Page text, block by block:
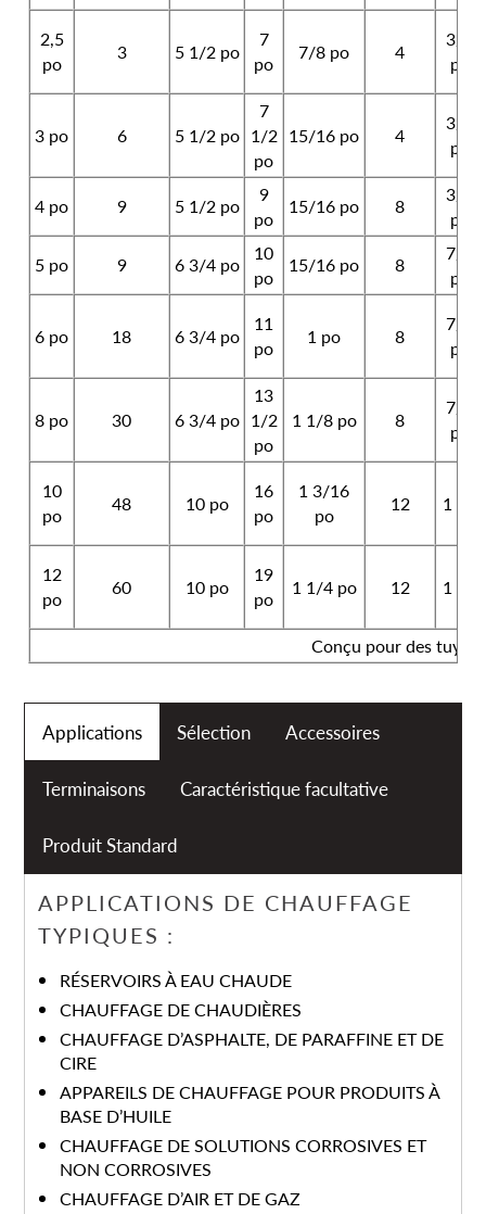
2,5
po
3 5 1/2 po
7
po
7/8 po 4
3/4
po
3 po 6 5 1/2 po
7
1/2
po
15/16 po 4
3/4
po
4 po 9 5 1/2 po
9
po
15/16 po 8
3/4
po
5 po
9 6 3/4 po
10
po
15/16 po 8
7/8
po
6 po 18 6 3/4 po
11
po
1 po 8
7/8
po
8 po 30 6 3/4 po
13
1/2
po
1 1/8 po 8
7/8
po
10
po
48 10 po
16
po
1 3/16
po
12 1 po
12
po
60 10 po
19
po
1 1/4 po 12 1 po
Conçu pour des
Applications Sélection Accessoires
Terminaisons Caractéristique facultative
Produit Standard
APPLICATIONS DE CHAUFFAGE
TYPIQUES :
RÉSERVOIRS À EAU CHAUDE
CHAUFFAGE DE CHAUDIÈRES
CHAUFFAGE D’ASPHALTE, DE PARAFFINE ET DE
CIRE
APPAREILS DE CHAUFFAGE POUR PRODUITS À
BASE D’HUILE
CHAUFFAGE DE SOLUTIONS CORROSIVES ET
NON CORROSIVES
CHAUFFAGE D’AIR ET DE GAZ